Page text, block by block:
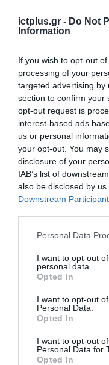
ictplus.gr - Do Not
Information
If you wish to opt-out
processing of your
targeted advertising by
section to confirm your
opt-out request is
interest-based ads
us or personal
your opt-out. You may
disclosure of your
IAB’s list of
also be disclosed by
Downstream
Please note that this
not limited to your visit
grant or deny consent
use your data for
consent section.
Personal Data
I want to opt-out
personal data.
Opted In
I want to opt-out
Personal Data.
Opted In
I want to opt-out
Personal Data for
Opted In